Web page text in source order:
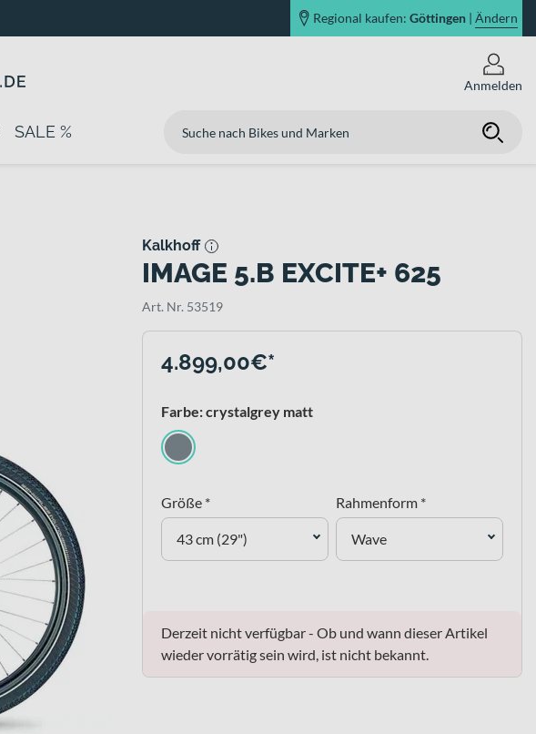
Regional kaufen: Göttingen | Ändern
Anmelden
SALE %
Kalkhoff
IMAGE 5.B EXCITE+ 625
Art. Nr. 53519
4.899,00€*
Farbe: crystalgrey matt
Größe *
43 cm (29")
Rahmenform *
Wave
Derzeit nicht verfügbar - Ob und wann dieser Artikel
wieder vorrätig sein wird, ist nicht bekannt.